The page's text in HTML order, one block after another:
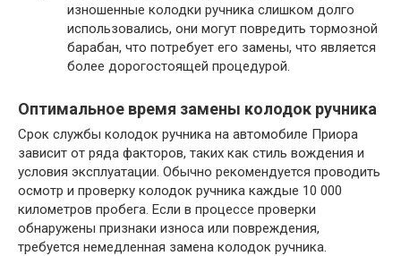
изношенные колодки ручника слишком долго
использовались, они могут повредить тормозной
барабан, что потребует его замены, что является
более дорогостоящей процедурой.
Оптимальное время замены колодок ручника
Срок службы колодок ручника на автомобиле Приора
зависит от ряда факторов, таких как стиль вождения и
условия эксплуатации. Обычно рекомендуется проводить
осмотр и проверку колодок ручника каждые 10 000
километров пробега. Если в процессе проверки
обнаружены признаки износа или повреждения,
требуется немедленная замена колодок ручника.